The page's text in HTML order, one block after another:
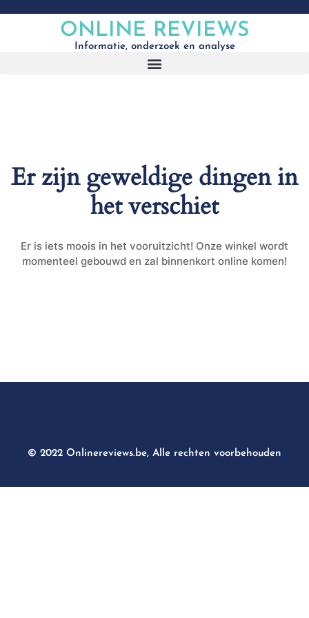
ONLINE REVIEWS
Informatie, onderzoek en analyse
Er zijn geweldige dingen in
het verschiet
Er is iets moois in het vooruitzicht! Onze winkel wordt
momenteel gebouwd en zal binnenkort online komen!
© 2022 Onlinereviews.be, Alle rechten voorbehouden